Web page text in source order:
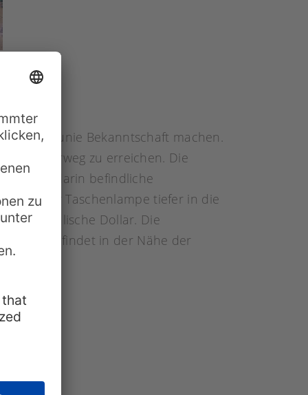
nahe Kunie Bekanntschaft machen.
Wanderweg zu erreichen. Die
und der darin befindliche
mit einer Taschenlampe tiefer in die
4 australische Dollar. Die
kommt, findet in der Nähe der